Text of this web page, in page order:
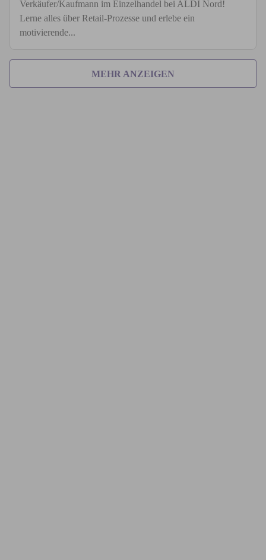
Verkäufer/Kaufmann im Einzelhandel bei ALDI Nord!
Lerne alles über Retail-Prozesse und erlebe ein
motivierende...
MEHR ANZEIGEN